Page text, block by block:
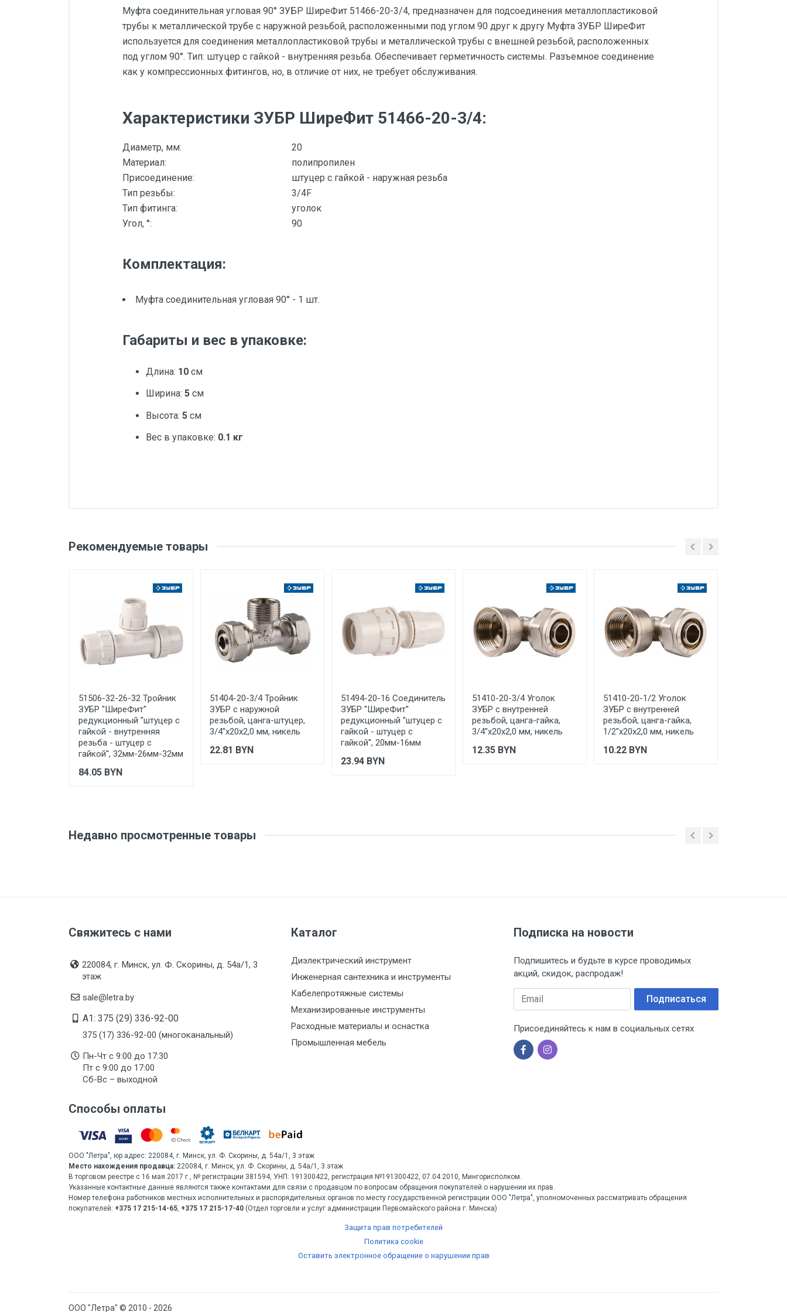
Муфта соединительная угловая 90° ЗУБР ШиреФит 51466-20-3/4, предназначен для подсоединения металлопластиковой
трубы к металлической трубе с наружной резьбой, расположенными под углом 90 друг к другу Муфта ЗУБР ШиреФит
используется для соединения металлопластиковой трубы и металлической трубы с внешней резьбой, расположенных
под углом 90°. Тип: штуцер с гайкой - внутренняя резьба. Обеспечивает герметичность системы. Разъемное соединение
как у компрессионных фитингов, но, в отличие от них, не требует обслуживания.
Характеристики ЗУБР ШиреФит 51466-20-3/4:
Диаметр, мм:
20
Материал:
полипропилен
Присоединение:
штуцер с гайкой - наружная резьба
Тип резьбы:
3/4F
Тип фитинга:
уголок
Угол, °:
90
Комплектация:
Муфта соединительная угловая 90° - 1 шт.
Габариты и вес в упаковке:
Длина: 10 см
Ширина: 5 см
Высота: 5 см
Вес в упаковке: 0.1 кг
Дата изготовления
Указана на упаковке / в паспорте товара
Срок годности
Указан на упаковке / в паспорте товара
Подтверждение
соответствия
Товар соответствует требованиям технических регламентов ТР ТС (ЕАЭС). Сведения о номере
сертификата/декларации соответствия содержатся в сопроводительной документации к
Ваше сообщение
Отправить отзыв
Рекомендуемые товары
51506-32-26-32 Тройник
ЗУБР ''ШиреФит''
редукционный ''штуцер с
гайкой - внутренняя
резьба - штуцер с
гайкой'', 32мм-26мм-32мм
84.05 BYN
51404-20-3/4 Тройник
ЗУБР с наружной
резьбой, цанга-штуцер,
3/4''х20х2,0 мм, никель
22.81 BYN
51494-20-16 Соединитель
ЗУБР ''ШиреФит''
редукционный ''штуцер с
гайкой - штуцер с
гайкой'', 20мм-16мм
23.94 BYN
51410-20-3/4 Уголок
ЗУБР с внутренней
резьбой, цанга-гайка,
3/4''х20х2,0 мм, никель
12.35 BYN
51410-20-1/2 Уголок
ЗУБР с внутренней
резьбой, цанга-гайка,
1/2''х20х2,0 мм, никель
10.22 BYN
Недавно просмотренные товары
Свяжитесь с нами
220084, г. Минск, ул. Ф. Скорины, д. 54а/1, 3
этаж
sale@letra.by
A1: 375 (29) 336-92-00
375 (17) 336-92-00 (многоканальный)
Пн-Чт с 9:00 до 17:30
Пт с 9:00 до 17:00
Сб-Вс – выходной
Каталог
Диэлектрический инструмент
Инженерная сантехника и инструменты
Кабелепротяжные системы
Механизированные инструменты
Расходные материалы и оснастка
Промышленная мебель
Подписка на новости
Подпишитесь и будьте в курсе проводимых
акций, скидок, распродаж!
Email Подписаться
Присоединяйтесь к нам в социальных сетях
Способы оплаты
ООО "Летра", юр.адрес: 220084, г. Минск, ул. Ф. Скорины, д. 54а/1, 3 этаж
Место нахождения продавца: 220084, г. Минск, ул. Ф. Скорины, д. 54а/1, 3 этаж
В торговом реестре с 16 мая 2017 г., № регистрации 381594, УНП: 191300422, регистрация №191300422, 07.04.2010, Мингорисполком.
Указанные контактные данные являются также контактами для связи с продавцом по вопросам обращения покупателей о нарушении их прав.
Номер телефона работников местных исполнительных и распорядительных органов по месту государственной регистрации ООО "Летра", уполномоченных рассматривать обращения
покупателей: +375 17 215-14-65 +375 17 215-17-40 (Отдел торговли и услуг администрации Первомайского района г. Минска)
Защита прав потребителей
Политика cookie
Оставить электронное обращение о нарушении прав
ООО "Летра" © 2010 - 2026